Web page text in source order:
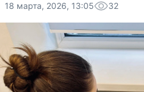
18 марта, 2026, 13:05 32